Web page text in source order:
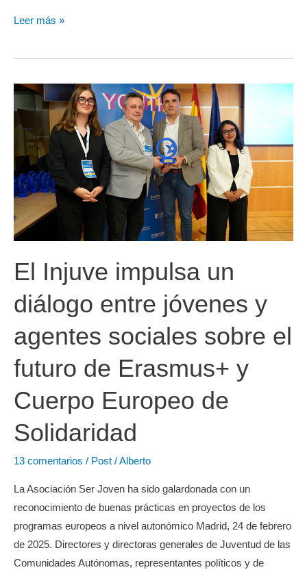
Curso
Univ.Cantabria
dic
2025)
Leer más »
El Injuve impulsa un
diálogo entre jóvenes y
agentes sociales sobre el
futuro de Erasmus+ y
Cuerpo Europeo de
Solidaridad
13 comentarios / Post /Alberto
La Asociación Ser Joven ha sido galardonada con un
reconocimiento de buenas prácticas en proyectos de los
programas europeos a nivel autonómico Madrid, 24 de febrero
de 2025. Directores y directoras generales de Juventud de las
Comunidades Autónomas, representantes políticos y de